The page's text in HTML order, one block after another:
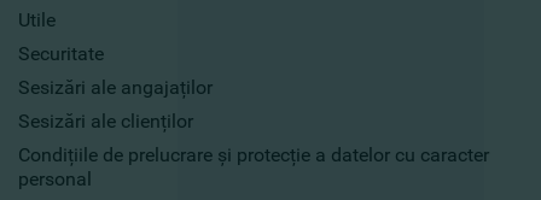
Utile
Securitate
Sesizări ale angajaților
Sesizări ale clienților
Condițiile de prelucrare și protecție a datelor cu caracter
personal